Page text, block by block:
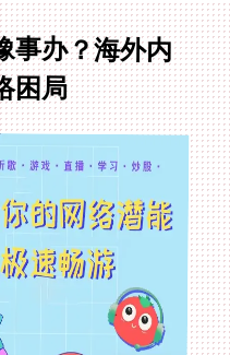
事办？海外内
困局